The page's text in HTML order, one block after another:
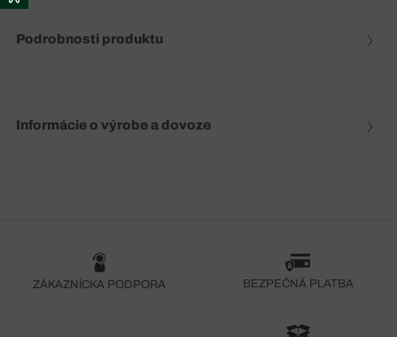
Podrobnosti produktu
Informácie o výrobe a dovoze
ZÁKAZNÍCKA PODPORA BEZPEČNÁ PLATBA